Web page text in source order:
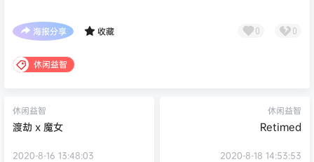
海报分享 收藏 0 0
休闲益智
休闲益智
渡劫 x 魔女
2020-8-16 13:48:03
休闲益智
Retimed
2020-8-18 14:53:53